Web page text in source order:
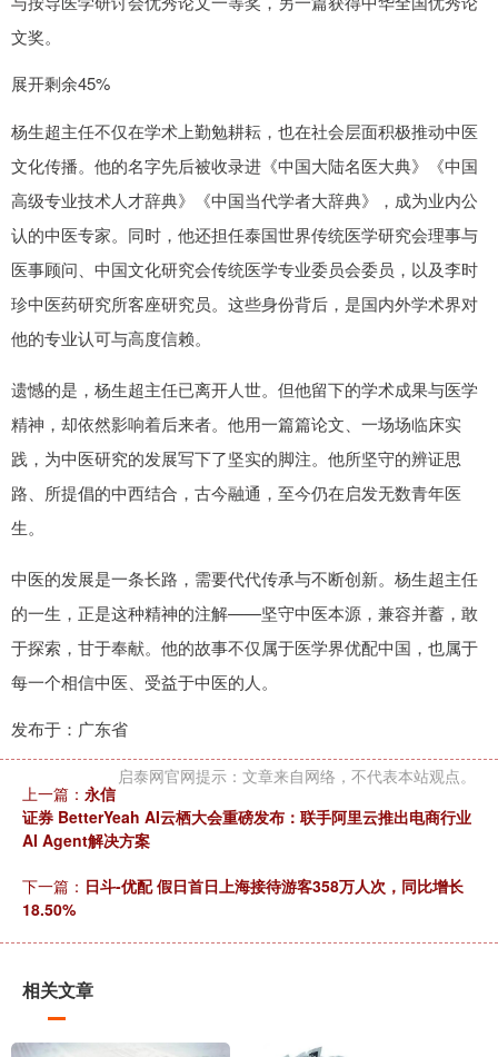
文奖。
展开剩余45%
杨生超主任不仅在学术上勤勉耕耘，也在社会层面积极推动中医
文化传播。他的名字先后被收录进《中国大陆名医大典》《中国
高级专业技术人才辞典》《中国当代学者大辞典》，成为业内公
认的中医专家。同时，他还担任泰国世界传统医学研究会理事与
医事顾问、中国文化研究会传统医学专业委员会委员，以及李时
珍中医药研究所客座研究员。这些身份背后，是国内外学术界对
他的专业认可与高度信赖。
遗憾的是，杨生超主任已离开人世。但他留下的学术成果与医学
精神，却依然影响着后来者。他用一篇篇论文、一场场临床实
践，为中医研究的发展写下了坚实的脚注。他所坚守的辨证思
路、所提倡的中西结合，古今融通，至今仍在启发无数青年医
生。
中医的发展是一条长路，需要代代传承与不断创新。杨生超主任
的一生，正是这种精神的注解——坚守中医本源，兼容并蓄，敢
于探索，甘于奉献。他的故事不仅属于医学界优配中国，也属于
每一个相信中医、受益于中医的人。
发布于：广东省
启泰网官网提示：文章来自网络，不代表本站观点。
上一篇： 永信
证券 BetterYeah AI云栖大会重磅发布：联手阿里云推出电商行业
AI Agent解决方案
下一篇： 日斗-优配 假日首日上海接待游客358万人次，同比增长
18.50%
相关文章